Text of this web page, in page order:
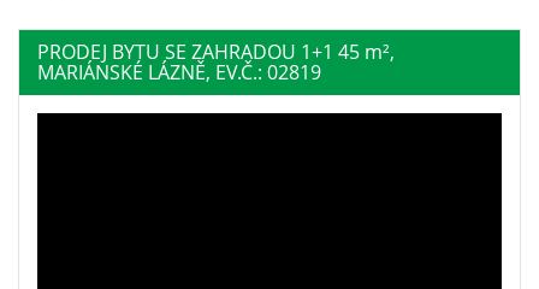
PRODEJ BYTU SE ZAHRADOU 1+1 45 m²,
MARIÁNSKÉ LÁZNĚ, EV.Č.: 02819